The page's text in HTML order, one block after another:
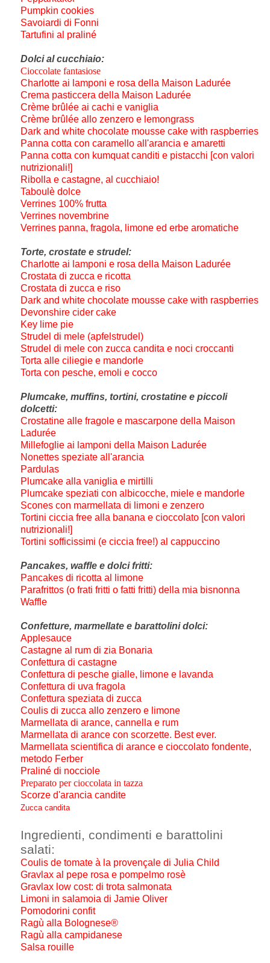
Pumpkin cookies
Savoiardi di Fonni
Tartufini al praliné
Dolci al cucchiaio:
Cioccolate fantasiose
Charlotte ai lamponi e rosa della Maison Ladurée
Crema pasticcera della Maison Ladurée
Crème brûlée ai cachi e vaniglia
Crème brûlée allo zenzero e lemongrass
Dark and white chocolate mousse cake with raspberries
Panna cotta con caramello all'arancia e amaretti
Panna cotta con kumquat canditi e pistacchi [con valori
nutrizionali!]
Ribolla e castagne, al cucchiaio!
Taboulè dolce
Verrines 100% frutta
Verrines novembrine
Verrines panna, fragola, limone ed erbe aromatiche
Torte, crostate e strudel:
Charlotte ai lamponi e rosa della Maison Ladurée
Crostata di zucca e ricotta
Crostata di zucca e riso
Dark and white chocolate mousse cake with raspberries
Devonshire cider cake
Key lime pie
Strudel di mele (apfelstrudel)
Strudel di mele con zucca candita e noci croccanti
Torta alle ciliegie e mandorle
Torta con pesche, emoli e cocco
Plumcake, muffins, tortini, crostatine e piccoli
dolcetti:
Crostatine alle fragole e mascarpone della Maison
Ladurée
Millefoglie ai lamponi della Maison Ladurée
Nonettes speziate all'arancia
Pardulas
Plumcake alla vaniglia e mirtilli
Plumcake speziati con albicocche, miele e mandorle
Scones con marmellata di limoni e zenzero
Tortini ciccia free alla banana e cioccolato [con valori
nutrizionali!]
Tortini sofficissimi (e ciccia free!) al cappuccino
Pancakes, waffle e dolci fritti:
Pancakes di ricotta al limone
Parafrittos (o frati fritti o fatti fritti) della mia bisnonna
Waffle
Confetture, marmellate e barattolini dolci:
Applesauce
Castagne al rum di zia Bonaria
Confettura di castagne
Confettura di pesche gialle, limone e lavanda
Confettura di uva fragola
Confettura speziata di zucca
Coulis di zucca allo zenzero e limone
Marmellata di arance, cannella e rum
Marmellata di arance con scorzette. Best ever.
Marmellata scientifica di arance e cioccolato fondente,
metodo Ferber
Praliné di nocciole
Preparato per cioccolata in tazza
Scorze d'arancia candite
Zucca candita
Ingredienti, condimenti e barattolini
salati:
Coulis de tomate à la provençale di Julia Child
Gravlax al pepe rosa e pompelmo rosè
Gravlax low cost: di trota salmonata
Limoni in salamoia di Jamie Oliver
Pomodorini confit
Ragù alla Bolognese®
Ragù alla campidanese
Salsa rouille